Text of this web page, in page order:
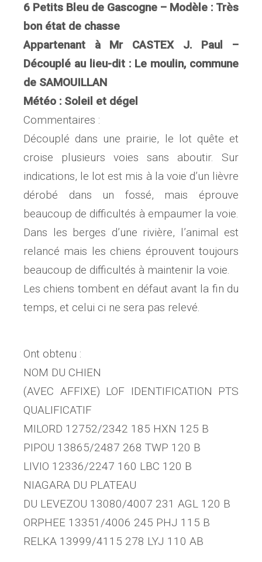
6 Petits Bleu de Gascogne – Modèle : Très
bon état de chasse
Appartenant à Mr CASTEX J. Paul –
Découplé au lieu-dit : Le moulin, commune
de SAMOUILLAN
Météo : Soleil et dégel
Commentaires :
Découplé dans une prairie, le lot quête et
croise plusieurs voies sans aboutir. Sur
indications, le lot est mis à la voie d’un lièvre
dérobé dans un fossé, mais éprouve
beaucoup de difficultés à empaumer la voie.
Dans les berges d’une rivière, l’animal est
relancé mais les chiens éprouvent toujours
beaucoup de difficultés à maintenir la voie.
Les chiens tombent en défaut avant la fin du
temps, et celui ci ne sera pas relevé.
Ont obtenu :
NOM DU CHIEN
(AVEC AFFIXE) LOF IDENTIFICATION PTS
QUALIFICATIF
MILORD 12752/2342 185 HXN 125 B
PIPOU 13865/2487 268 TWP 120 B
LIVIO 12336/2247 160 LBC 120 B
NIAGARA DU PLATEAU
DU LEVEZOU 13080/4007 231 AGL 120 B
ORPHEE 13351/4006 245 PHJ 115 B
RELKA 13999/4115 278 LYJ 110 AB